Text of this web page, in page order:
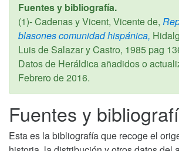
Fuentes y bibliografía.
(1)- Cadenas y Vicent, Vicente de,
blasones comunidad hispánica,
Luis de Salazar y Castro, 1985 pag
Datos de Heráldica añadidos o
Febrero de 2016.
Fuentes y
Esta es la bibliografía que recoge el